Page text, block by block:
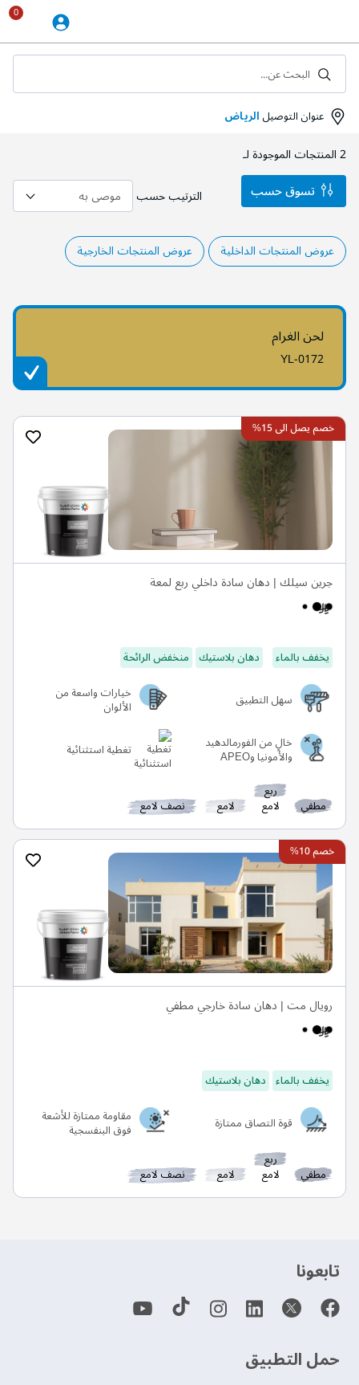
Content
عنوان التوصيلالرياض
البحث عن...
2المنتجات الموجودة لـ
الترتيب حسب
عروض المنتجات الداخلية عروض المنتجات الخارجية
لحن الغرام
YL-0172
خصم يصل الى 15%
جرين سيلك | دهان سادة داخلي ربع لمعة
يخفف بالماء دهان بلاستيك منخفض الرائحة
سهل التطبيق
خيارات واسعة من
الألوان
خالٍ من الفورمالدهيد
والأمونيا وAPEO تغطية استثنائية
مطفي
ربع
لامع لامع نصف لامع
خصم 10%
رويال مت | دهان سادة خارجي مطفي
يخفف بالماء دهان بلاستيك
قوة التصاق ممتازة
مقاومة ممتازة للأشعة
فوق البنفسجية
مطفي
ربع
لامع لامع نصف لامع
تسوق حسب
‫تابعونا‬
حمل التطبيق